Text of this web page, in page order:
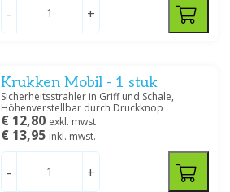
- +
Krukken Mobil - 1 stuk
Sicherheitsstrahler in Griff und Schale,
Höhenverstellbar durch Druckknop
€ 12,80 exkl. mwst
€ 13,95 inkl. mwst.
- +